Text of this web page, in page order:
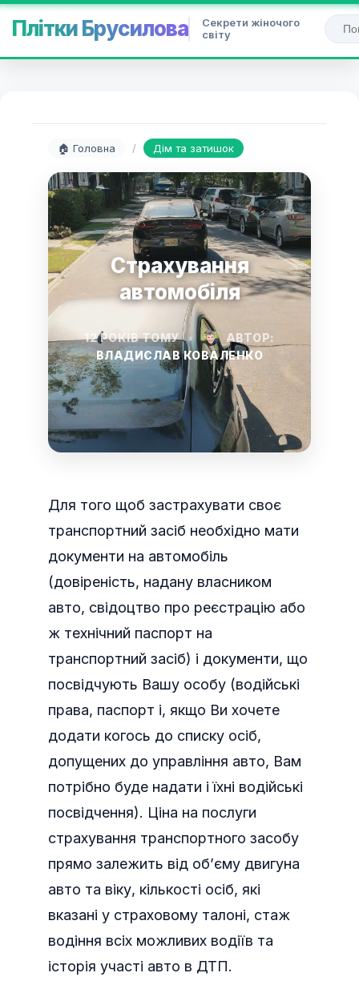
Плітки Брусилова
Секрети жіночого
світу
🏠 Головна / Дім та затишок
Страхування
автомобіля
12 РОКІВ ТОМУ •
АВТОР:
ВЛАДИСЛАВ КОВАЛЕНКО
Для того щоб застрахувати своє
транспортний засіб необхідно мати
документи на автомобіль
(довіреність, надану власником
авто, свідоцтво про реєстрацію або
ж технічний паспорт на
транспортний засіб) і документи, що
посвідчують Вашу особу (водійські
права, паспорт і, якщо Ви хочете
додати когось до списку осіб,
допущених до управління авто, Вам
потрібно буде надати і їхні водійські
посвідчення). Ціна на послуги
страхування транспортного засобу
прямо залежить від об’єму двигуна
авто та віку, кількості осіб, які
вказані у страховому талоні, стаж
водіння всіх можливих водіїв та
історія участі авто в ДТП.